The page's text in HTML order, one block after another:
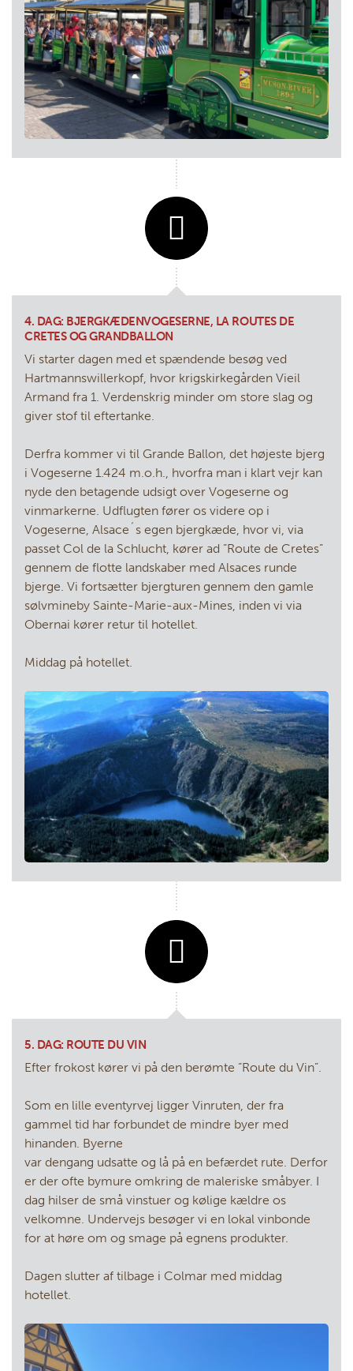
4. DAG: BJERGKÆDENVOGESERNE, LA ROUTES DE
CRETES OG GRANDBALLON
Vi starter dagen med et spændende besøg ved
Hartmannswillerkopf, hvor krigskirkegården Vieil
Armand fra 1. Verdenskrig minder om store slag og
giver stof til eftertanke.
Derfra kommer vi til Grande Ballon, det højeste bjerg
i Vogeserne 1.424 m.o.h., hvorfra man i klart vejr kan
nyde den betagende udsigt over Vogeserne og
vinmarkerne. Udflugten fører os videre op i
Vogeserne, Alsace´s egen bjergkæde, hvor vi, via
passet Col de la Schlucht, kører ad ”Route de Cretes”
gennem de flotte landskaber med Alsaces runde
bjerge. Vi fortsætter bjergturen gennem den gamle
sølvmineby Sainte-Marie-aux-Mines, inden vi via
Obernai kører retur til hotellet.
Middag på hotellet.
5. DAG: ROUTE DU VIN
Efter frokost kører vi på den berømte ”Route du Vin”.
Som en lille eventyrvej ligger Vinruten, der fra
gammel tid har forbundet de mindre byer med
hinanden. Byerne
var dengang udsatte og lå på en befærdet rute. Derfor
er der ofte bymure omkring de maleriske småbyer. I
dag hilser de små vinstuer og kølige kældre os
velkomne. Undervejs besøger vi en lokal vinbonde
for at høre om og smage på egnens produkter.
Dagen slutter af tilbage i Colmar med middag
hotellet.